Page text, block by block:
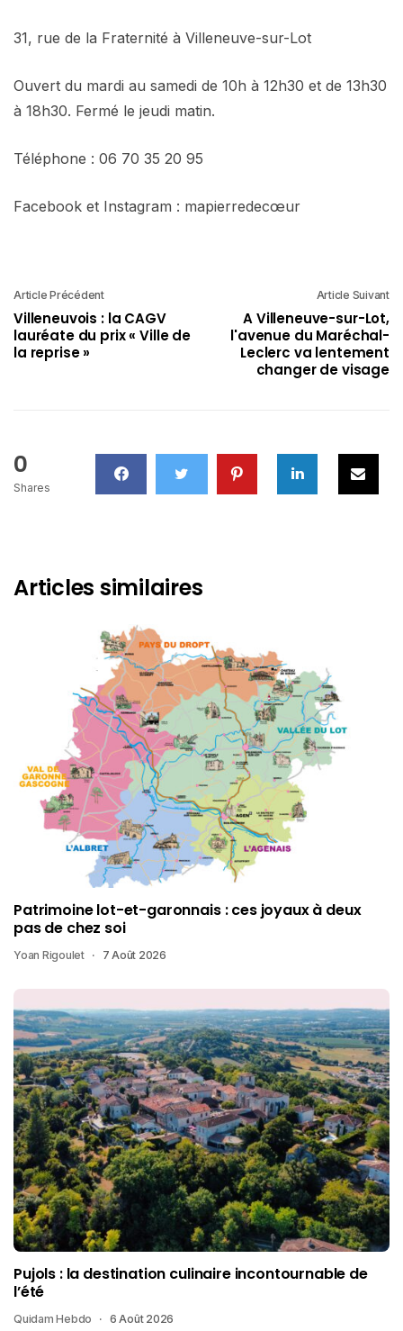
31, rue de la Fraternité à Villeneuve-sur-Lot
Ouvert du mardi au samedi de 10h à 12h30 et de 13h30
à 18h30. Fermé le jeudi matin.
Téléphone : 06 70 35 20 95
Facebook et Instagram : mapierredecœur
Article Précédent
Villeneuvois : la CAGV
lauréate du prix « Ville de
la reprise »
Article Suivant
A Villeneuve-sur-Lot,
l'avenue du Maréchal-
Leclerc va lentement
changer de visage
0
Shares
Articles similaires
Patrimoine lot-et-garonnais : ces joyaux à deux
pas de chez soi
Yoan Rigoulet 7 Août 2026
Pujols : la destination culinaire incontournable de
l’été
Quidam Hebdo 6 Août 2026